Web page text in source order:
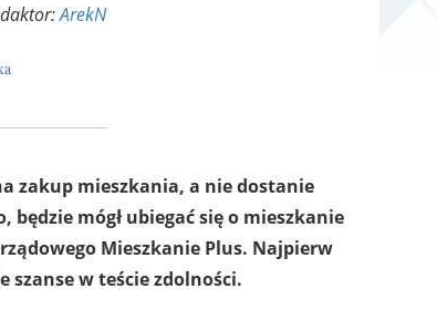
ArekN
zakup mieszkania, a nie dostanie
będzie mógł ubiegać się o mieszkanie
Mieszkanie Plus. Najpierw
szanse w teście zdolności.